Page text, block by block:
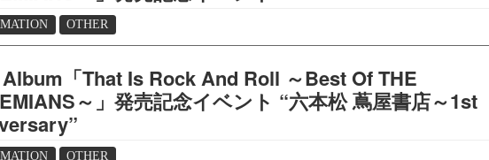
OTHER
「That Is Rock And Roll ～Best Of THE
～」発売記念イベント “六本松 蔦屋書店～1st
OTHER